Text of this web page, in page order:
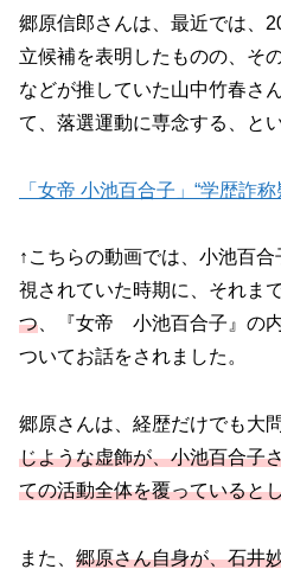
郷原信郎さんは、最近では、
立候補を表明したものの、そ
などが推していた山中竹春さ
て、落選運動に専念する、と
「女帝 小池百合子」“学歴詐称
↑こちらの動画では、小池百
視されていた時期に、それま
つ 、『女帝 小池百合子』の
ついてお話をされました。
郷原さんは、経歴だけでも大
じような虚飾が、小池百合子
ての活動全体を覆っていると
また、 郷原さん自身が、石井